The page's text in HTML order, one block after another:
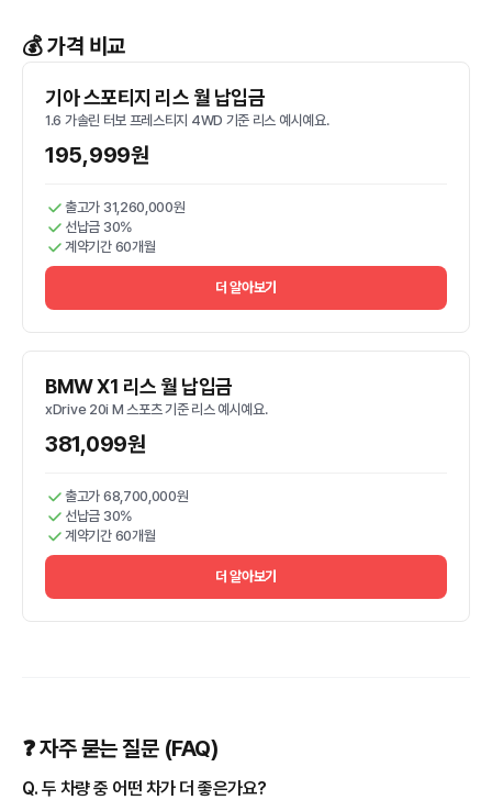
💰 가격 비교
기아 스포티지 리스 월 납입금
1.6 가솔린 터보 프레스티지 4WD 기준 리스 예시예요.
195,999원
출고가 31,260,000원
선납금 30%
계약기간 60개월
더 알아보기
BMW X1 리스 월 납입금
xDrive 20i M 스포츠 기준 리스 예시예요.
381,099원
출고가 68,700,000원
선납금 30%
계약기간 60개월
더 알아보기
❓ 자주 묻는 질문 (FAQ)
Q. 두 차량 중 어떤 차가 더 좋은가요?